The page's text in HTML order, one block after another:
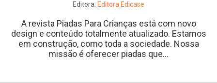
Editora: Editora Edicase
A revista Piadas Para Crianças está com novo
design e conteúdo totalmente atualizado. Estamos
em construção, como toda a sociedade. Nossa
missão é oferecer piadas que...